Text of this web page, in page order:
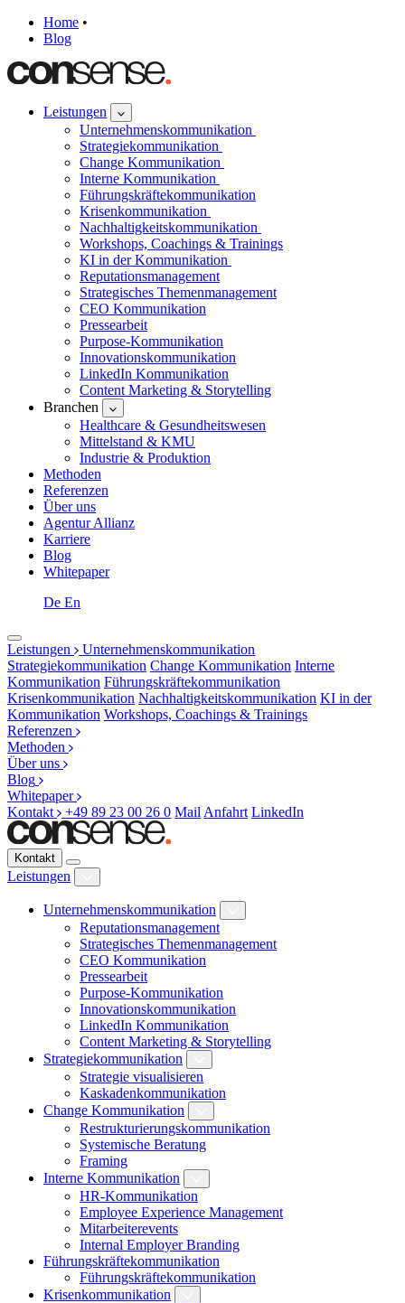
Home •
Blog
Leistungen
Unternehmenskommunikation
Strategiekommunikation
Change Kommunikation
Interne Kommunikation
Führungskräftekommunikation
Krisenkommunikation
Nachhaltigkeitskommunikation
Workshops, Coachings & Trainings
KI in der Kommunikation
Reputationsmanagement
Strategisches Themenmanagement
CEO Kommunikation
Pressearbeit
Purpose-Kommunikation
Innovationskommunikation
LinkedIn Kommunikation
Content Marketing & Storytelling
Branchen
Healthcare & Gesundheitswesen
Mittelstand & KMU
Industrie & Produktion
Methoden
Referenzen
Über uns
Agentur Allianz
Karriere
Blog
Whitepaper
De En
Leistungen
Unternehmenskommunikation
Strategiekommunikation Change Kommunikation Interne
Kommunikation Führungskräftekommunikation
Krisenkommunikation Nachhaltigkeitskommunikation KI in der
Kommunikation Workshops, Coachings & Trainings
Referenzen
Methoden
Über uns
Blog
Whitepaper
Kontakt
+49 89 23 00 26 0 MailAnfahrt LinkedIn
Kontakt
Leistungen
Unternehmenskommunikation
Reputationsmanagement
Strategisches Themenmanagement
CEO Kommunikation
Pressearbeit
Purpose-Kommunikation
Innovationskommunikation
LinkedIn Kommunikation
Content Marketing & Storytelling
Strategiekommunikation
Strategie visualisieren
Kaskadenkommunikation
Change Kommunikation
Restrukturierungskommunikation
Systemische Beratung
Framing
Interne Kommunikation
HR-Kommunikation
Employee Experience Management
Mitarbeiterevents
Internal Employer Branding
Führungskräftekommunikation
Führungskräftekommunikation
Krisenkommunikation